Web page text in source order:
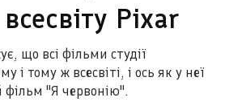
Pixar
що всі фільми студії
і тому ж всесвіті, і ось як у неї
фільм "Я червонію".